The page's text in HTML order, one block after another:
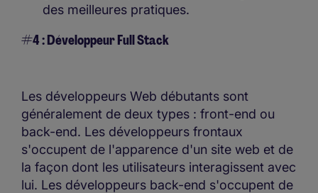
des meilleures pratiques.
#4 : Développeur Full Stack
Les développeurs Web débutants sont
généralement de deux types : front-end ou
back-end. Les développeurs frontaux
s'occupent de l'apparence d'un site web et de
la façon dont les utilisateurs interagissent avec
lui. Les développeurs back-end s'occupent de